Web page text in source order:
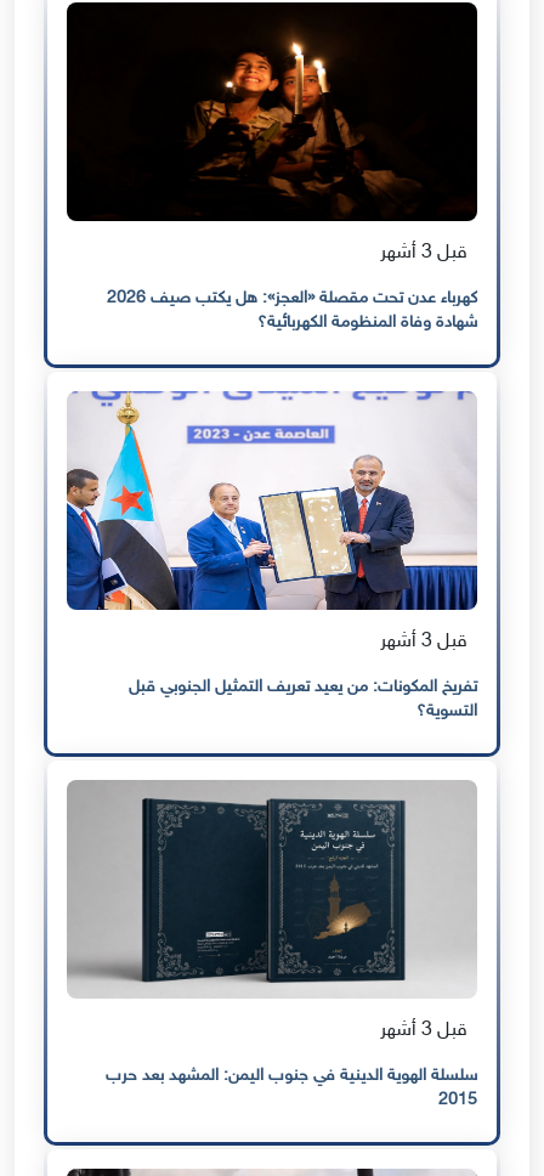
قبل 3 أشهر
كهرباء عدن تحت مقصلة «العجز»: هل يكتب صيف 2026
شهادة وفاة المنظومة الكهربائية؟
قبل 3 أشهر
تفريخ المكونات: من يعيد تعريف التمثيل الجنوبي قبل
التسوية؟
قبل 3 أشهر
سلسلة الهوية الدينية في جنوب اليمن: المشهد بعد حرب
2015